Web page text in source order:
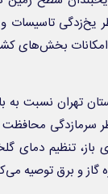
یخ‌زدگی تاسیسات
بخش‌های
تهران نسبت به
محافظت
باز، تنظیم دمای
گاز و برق توصیه